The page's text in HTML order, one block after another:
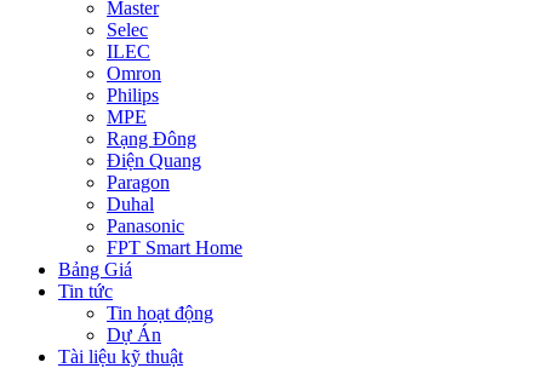
Master
Selec
ILEC
Omron
Philips
MPE
Rạng Đông
Điện Quang
Paragon
Duhal
Panasonic
FPT Smart Home
Bảng Giá
Tin tức
Tin hoạt động
Dự Án
Tài liệu kỹ thuật